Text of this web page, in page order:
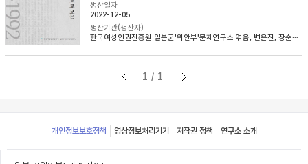
생산일자
2022-12-05
생산기관(생산자)
한국여성인권진흥원 일본군'위안부'문제연구소 엮음, 변은진, 장순순, 이태규 옮김
1/1
Footer
개인정보보호정책 영상정보처리기기 저작권 정책 연구소 소개